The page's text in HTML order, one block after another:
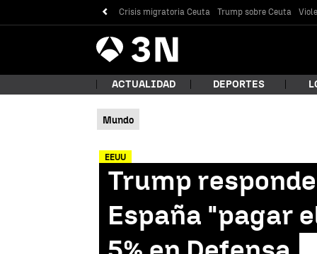
Crisis migratoria Ceuta Trump sobre Ceuta
Antena
3 Noticias
ACTUALIDAD DEPORTES
Mundo
EEUU
Trump
España "pagar